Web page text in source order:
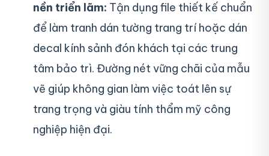
nền triển lãm: Tận dụng file thiết kế chuẩn
để làm tranh dán tường trang trí hoặc dán
decal kính sảnh đón khách tại các trung
tâm bảo trì. Đường nét vững chãi của mẫu
vẽ giúp không gian làm việc toát lên sự
trang trọng và giàu tính thẩm mỹ công
nghiệp hiện đại.